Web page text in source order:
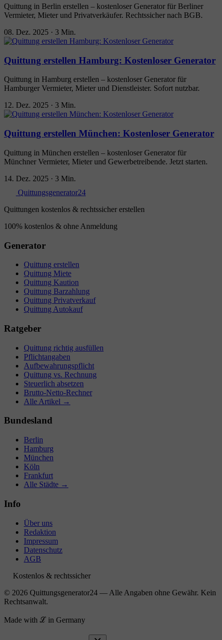
Quittung in Berlin erstellen – kostenloser Generator für Berliner
Vermieter, Mieter und Privatverkäufer. Rechtssicher nach BGB.
08. Dez. 2025 · 3 Min.
Quittung erstellen Hamburg: Kostenloser Generator
Quittung in Hamburg erstellen – kostenloser Generator für
Hamburger Vermieter, Mieter und Dienstleister. Sofort nutzbar.
12. Dez. 2025 · 3 Min.
Quittung erstellen München: Kostenloser Generator
Quittung in München erstellen – kostenloser Generator für
Münchner Vermieter, Mieter und Gewerbetreibende. Jetzt starten.
14. Dez. 2025 · 3 Min.
Quittungsgenerator24
Quittungen kostenlos & rechtssicher erstellen
100% kostenlos & ohne Anmeldung
Generator
Quittung erstellen
Quittung Miete
Quittung Kaution
Quittung Barzahlung
Quittung Privatverkauf
Quittung Autokauf
Ratgeber
Quittung richtig ausfüllen
Pflichtangaben
Aufbewahrungspflicht
Quittung vs. Rechnung
Steuerlich absetzen
Brutto-Netto-Rechner
Alle Artikel →
Bundesland
Berlin
Hamburg
München
Köln
Frankfurt
Alle Städte →
Info
Über uns
Redaktion
Impressum
Datenschutz
AGB
Kostenlos & rechtssicher
© 2026 Quittungsgenerator24 — Alle Angaben ohne Gewähr. Kein
Rechtsanwalt.
Made with ℒ in Germany